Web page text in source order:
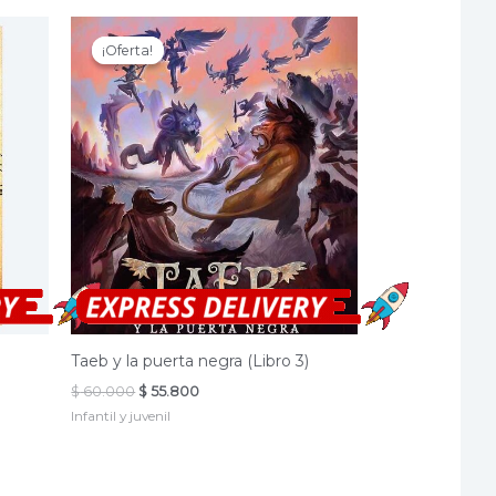
¡Oferta!
¡Oferta!
Taeb y la puerta negra (Libro 3)
$60.000 El
precio
original
$ 55.800El
Infantil y juvenil